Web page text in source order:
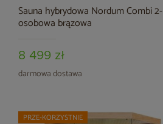
Sauna hybrydowa Nordum Combi 2-
osobowa brązowa
8 499 zł
darmowa dostawa
PRZE-KORZYSTNIE